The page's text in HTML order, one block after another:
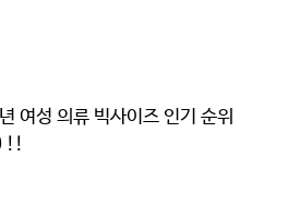
여성 의류 빅사이즈 인기 순위
!!